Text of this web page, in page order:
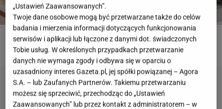
ROZWIĄŻ QUIZ
„Ustawień Zaawansowanych”.
Twoje dane osobowe mogą być przetwarzane także do celów
badania i mierzenia informacji dotyczących funkcjonowania
serwisów i aplikacji lub łączone z danymi dot. świadczonych
Tobie usług. W określonych przypadkach przetwarzanie
danych nie wymaga zgody i odbywa się w oparciu o
uzasadniony interes Gazeta.pl, jej spółki powiązanej – Agora
S.A. – lub Zaufanych Partnerów. Takiemu przetwarzaniu
możesz się sprzeciwić, przechodząc do „Ustawień
Zaawansowanych” lub przez kontakt z administratorem – w